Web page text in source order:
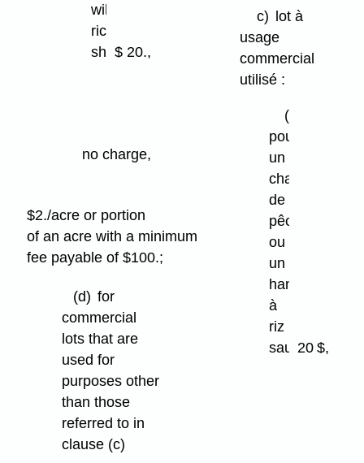
wild
rice
shed$ 20.,
cabin
no charge,
a
mine
site
$2./acre or portion
of an acre with a minimum
fee payable of $100.;
(d) for
commercial
lots that are
used for
purposes other
than those
referred to in
clause (c)
c)
lot à
usage
commercial
utilisé :
(i)
pour
un
chalet
de
pêche
ou
un
hangar
à
riz
sauvage
20 $,